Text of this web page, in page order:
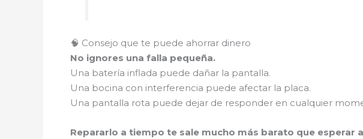
🧠 Consejo que te puede ahorrar dinero
No ignores una falla pequeña.
Una batería inflada puede dañar la pantalla.
Una bocina con interferencia puede afectar la placa.
Una pantalla rota puede dejar de responder en cualquier
Repararlo a tiempo te sale mucho más barato que esperar